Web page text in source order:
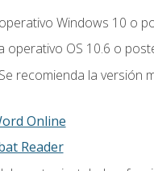
Windows 10 o
operativo OS 10.6 o
recomienda la versión
Online
Reader